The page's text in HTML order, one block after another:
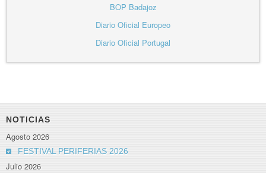
BOP Badajoz
Diario Oficial Europeo
Diario Oficial Portugal
NOTICIAS
Agosto 2026
FESTIVAL PERIFERIAS 2026
Julio 2026